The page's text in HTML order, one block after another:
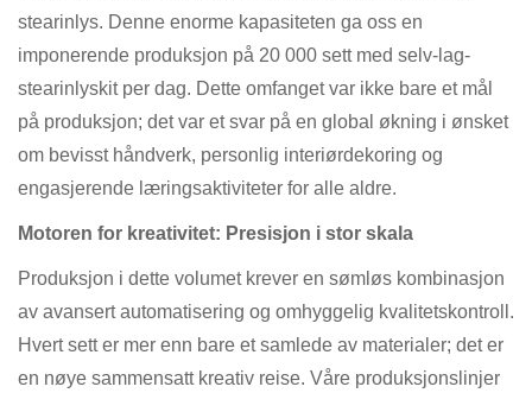
stearinlys. Denne enorme kapasiteten ga oss en
imponerende produksjon på 20 000 sett med selv-lag-
stearinlyskit per dag. Dette omfanget var ikke bare et mål
på produksjon; det var et svar på en global økning i ønsket
om bevisst håndverk, personlig interiørdekoring og
engasjerende læringsaktiviteter for alle aldre.
Motoren for kreativitet: Presisjon i stor skala
Produksjon i dette volumet krever en sømløs kombinasjon
av avansert automatisering og omhyggelig kvalitetskontroll.
Hvert sett er mer enn bare et samlede av materialer; det er
en nøye sammensatt kreativ reise. Våre produksjonslinjer